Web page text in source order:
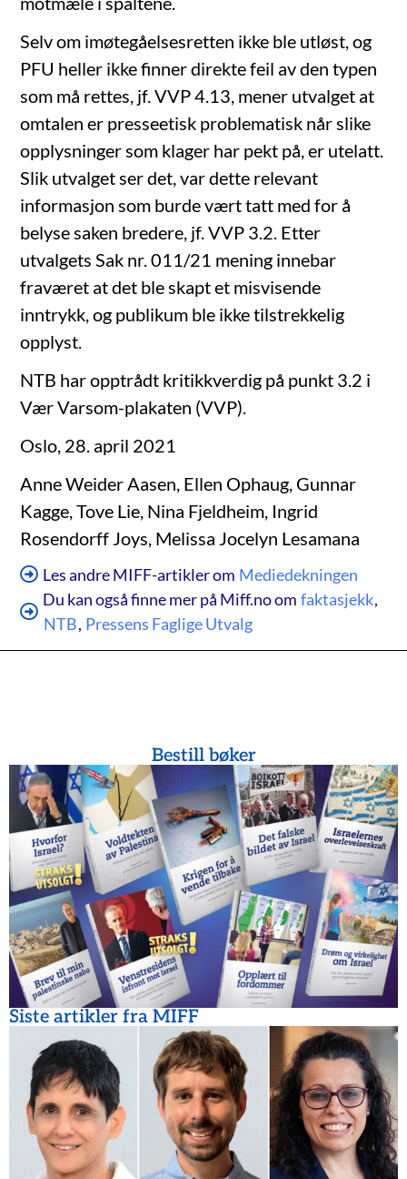
Selv om imøtegåelsesretten ikke ble utløst, og
PFU heller ikke finner direkte feil av den typen
som må rettes, jf. VVP 4.13, mener utvalget at
omtalen er presseetisk problematisk når slike
opplysninger som klager har pekt på, er utelatt.
Slik utvalget ser det, var dette relevant
informasjon som burde vært tatt med for å
belyse saken bredere, jf. VVP 3.2. Etter
utvalgets Sak nr. 011/21 mening innebar
fraværet at det ble skapt et misvisende
inntrykk, og publikum ble ikke tilstrekkelig
opplyst.
NTB har opptrådt kritikkverdig på punkt 3.2 i
Vær Varsom-plakaten (VVP).
Oslo, 28. april 2021
Anne Weider Aasen, Ellen Ophaug, Gunnar
Kagge, Tove Lie, Nina Fjeldheim, Ingrid
Rosendorff Joys, Melissa Jocelyn Lesamana
Les andre MIFF-artikler om Mediedekningen
Du kan også finne mer på Miff.no om faktasjekk,
NTB, Pressens Faglige Utvalg
Bestill bøker
Siste artikler fra MIFF